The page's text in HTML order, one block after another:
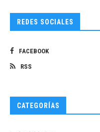
REDES SOCIALES
FACEBOOK
RSS
CATEGORÍAS